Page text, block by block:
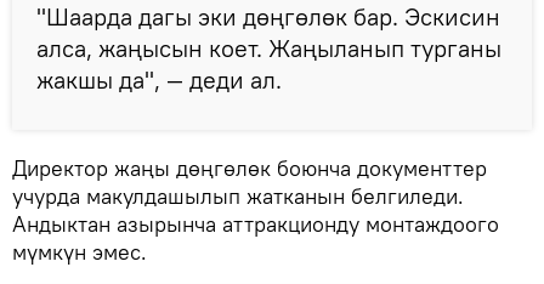
"Шаарда дагы эки дөңгөлөк бар. Эскисин
алса, жаңысын коет. Жаңыланып турганы
жакшы да", — деди ал.
Директор жаңы дөңгөлөк боюнча документтер
учурда макулдашылып жатканын белгиледи.
Андыктан азырынча аттракционду монтаждоого
мүмкүн эмес.